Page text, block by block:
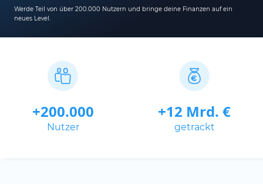
Werde Teil von über 200.000 Nutzern und bringe deine Finanzen auf ein
neues Level.
+200.000
Nutzer
+12 Mrd. €
getrackt